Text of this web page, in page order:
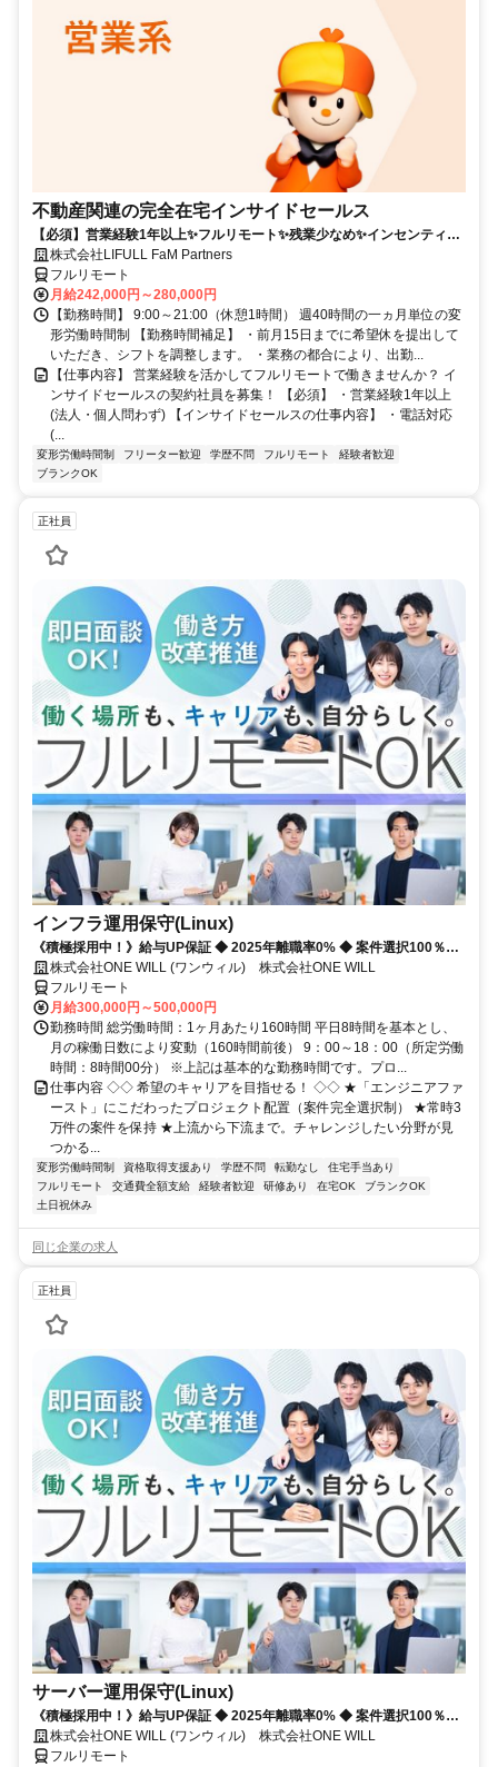
不動産関連の完全在宅インサイドセールス
【必須】営業経験1年以上✨フルリモート✨残業少なめ✨インセンティブ
有 株式会社LIFULL FaM Partners
フルリモート
月給242,000円～280,000円
【勤務時間】 9:00～21:00（休憩1時間） 週40時間の一ヵ月単位の変
形労働時間制 【勤務時間補足】 ・前月15日までに希望休を提出して
いただき、シフトを調整します。 ・業務の都合により、出勤...
【仕事内容】 営業経験を活かしてフルリモートで働きませんか？ イ
ンサイドセールスの契約社員を募集！ 【必須】 ・営業経験1年以上
(法人・個人問わず) 【インサイドセールスの仕事内容】 ・電話対応
(...
変形労働時間制 フリーター歓迎 学歴不問 フルリモート
経験者歓迎
ブランクOK
正社員
インフラ運用保守(Linux)
《積極採用中！》給与UP保証 ◆ 2025年離職率0% ◆ 案件選択100％！
◆ 平均残業7時間！
株式会社ONE WILL (ワンウィル) 株式会社ONE WILL
フルリモート
月給300,000円～500,000円
勤務時間 総労働時間：1ヶ月あたり160時間 平日8時間を基本とし、
月の稼働日数により変動（160時間前後） 9：00～18：00（所定労働
時間：8時間00分） ※上記は基本的な勤務時間です。プロ...
仕事内容 ◇◇ 希望のキャリアを目指せる！ ◇◇ ★「エンジニアファ
ースト」にこだわったプロジェクト配置（案件完全選択制） ★常時3
万件の案件を保持 ★上流から下流まで。チャレンジしたい分野が見
つかる...
変形労働時間制 資格取得支援あり 学歴不問 転勤なし
住宅手当あり
フルリモート
交通費全額支給 経験者歓迎 研修あり 在宅OK
ブランクOK
土日祝休み
同じ企業の求人
正社員
サーバー運用保守(Linux)
《積極採用中！》給与UP保証 ◆ 2025年離職率0% ◆ 案件選択100％！
◆ 平均残業7時間！
株式会社ONE WILL (ワンウィル) 株式会社ONE WILL
フルリモート